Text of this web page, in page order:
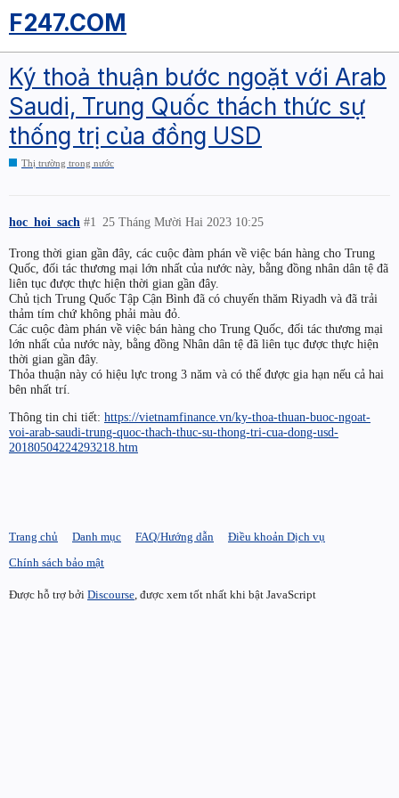
F247.COM
Ký thoả thuận bước ngoặt với Arab
Saudi, Trung Quốc thách thức sự
thống trị của đồng USD
Thị trường trong nước
hoc_hoi_sach 25 Tháng Mười Hai 2023 10:25
#1
Trong thời gian gần đây, các cuộc đàm phán về việc bán hàng cho Trung
Quốc, đối tác thương mại lớn nhất của nước này, bằng đồng nhân dân tệ đã
liên tục được thực hiện thời gian gần đây.
Chủ tịch Trung Quốc Tập Cận Bình đã có chuyến thăm Riyadh và đã trải
thảm tím chứ không phải màu đỏ.
Các cuộc đàm phán về việc bán hàng cho Trung Quốc, đối tác thương mại
lớn nhất của nước này, bằng đồng Nhân dân tệ đã liên tục được thực hiện
thời gian gần đây.
Thỏa thuận này có hiệu lực trong 3 năm và có thể được gia hạn nếu cả hai
bên nhất trí.
Thông tin chi tiết: https://vietnamfinance.vn/ky-thoa-thuan-buoc-ngoat-
voi-arab-saudi-trung-quoc-thach-thuc-su-thong-tri-cua-dong-usd-
20180504224293218.htm
Trang chủ Danh mục FAQ/Hướng dẫn
Điều khoản Dịch vụ
Chính sách bảo mật
Được hỗ trợ bởi Discourse , được xem tốt nhất khi bật JavaScript